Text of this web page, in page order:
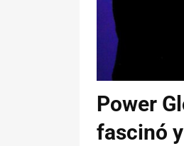
Power
fascinó